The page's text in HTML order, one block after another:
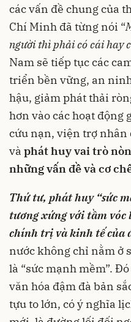
các vấn đề chung của
Chí Minh đã từng nói “
người thì phải có cái hay
Nam sẽ tiếp tục các
triển bền vững, an
hậu, giảm phát thải
hơn vào các hoạt động
cứu nạn, viện trợ nhân
và phát huy vai trò
những vấn đề và cơ
Thứ tư, phát huy “sức
tương xứng với tầm vóc
chính trị và kinh tế của
nước không chỉ nằm ở
là “sức mạnh mềm”.
văn hóa đậm đà bản
tựu to lớn, có ý nghĩa